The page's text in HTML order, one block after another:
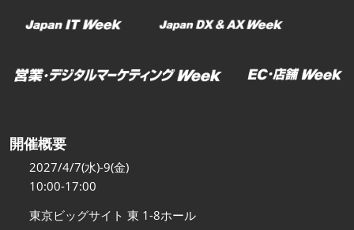
開催概要
2027/4/7(水)-9(金)
10:00-17:00
東京ビッグサイト 東 1-8ホール